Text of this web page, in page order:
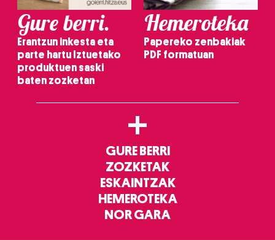
Gure berri.
Erantzun inkesta eta
parte hartu Iztuetako
produktuen saski
baten zozketan
Hemeroteka
Papereko zenbakiak
PDF formatuan
+
GURE BERRI
ZOZKETAK
ESKAINTZAK
HEMEROTEKA
NOR GARA